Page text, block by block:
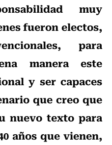
muy
fueron electos,
para
manera este
y ser capaces
que creo que
nuevo texto para
años que vienen,